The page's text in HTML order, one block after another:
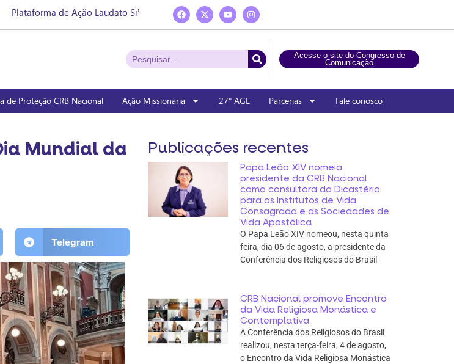
Plataforma de Ação Laudato Si’
Acesse o site do Congresso de
Comunicação
de Proteção CRB Nacional Ação Missionária 27° AGE Parcerias Fale conosco
Mundial da
Telegram
Publicações recentes
Papa Leão XIV nomeia
presidente da CRB Nacional
como consultora do Dicastério
para os Institutos de Vida
Consagrada e as Sociedades de
Vida Apostólica
O Papa Leão XIV nomeou, nesta quinta
feira, dia 06 de agosto, a presidente da
Conferência dos Religiosos do Brasil
CRB Nacional promove Encontro
da Vida Religiosa Monástica e
Contemplativa
A Conferência dos Religiosos do Brasil
realizou, nesta terça-feira, 4 de agosto,
o Encontro da Vida Religiosa Monástica